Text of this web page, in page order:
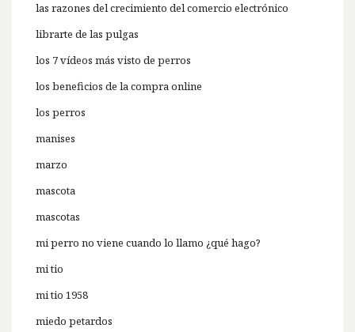
las razones del crecimiento del comercio electrónico
librarte de las pulgas
los 7 vídeos más visto de perros
los beneficios de la compra online
los perros
manises
marzo
mascota
mascotas
mi perro no viene cuando lo llamo ¿qué hago?
mi tio
mi tio 1958
miedo petardos